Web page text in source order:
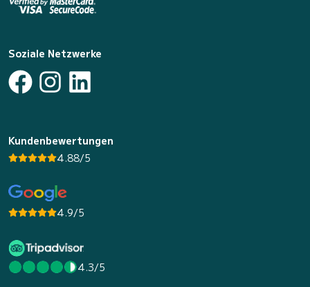
Soziale Netzwerke
Kundenbewertungen
4.88/5
4.9/5
4.3/5